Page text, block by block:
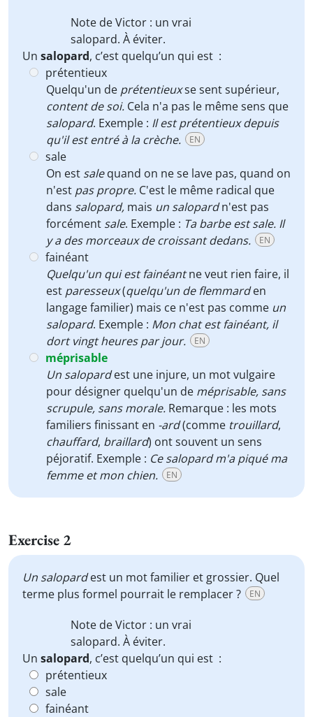
Note de Victor : un vrai
salopard. À éviter.
Un salopard, c’est quelqu’un qui est :
prétentieux
Quelqu'un de prétentieuxse sent supérieur,
content de soi. Cela n'a pas le même sens que
salopard. Exemple : Il est prétentieux depuis
qu'il est entré à la crèche.
EN
sale
On est salequand on ne se lave pas, quand on
n'est pas propre. C'est le même radical que
dans salopard, mais un salopardn'est pas
forcément sale. Exemple : Ta barbe est sale. Il
y a des morceaux de croissant dedans.
EN
fainéant
Quelqu'un qui est fainéantne veut rien faire, il
est paresseux(quelqu'un de flemmarden
langage familier) mais ce n'est pas comme un
salopard. Exemple : Mon chat est fainéant, il
dort vingt heures par jour.
EN
méprisable
Un salopardest une injure, un mot vulgaire
pour désigner quelqu'un de méprisable, sans
scrupule, sans morale. Remarque : les mots
familiers finissant en -ard(comme trouillard,
chauffard, braillard) ont souvent un sens
péjoratif. Exemple : Ce salopard m'a piqué ma
femme et mon chien.
EN
Exercise 2
Un salopardest un mot familier et grossier. Quel
terme plus formel pourrait le remplacer ?
EN
Note de Victor : un vrai
salopard. À éviter.
Un salopard, c’est quelqu’un qui est :
prétentieux
sale
fainéant